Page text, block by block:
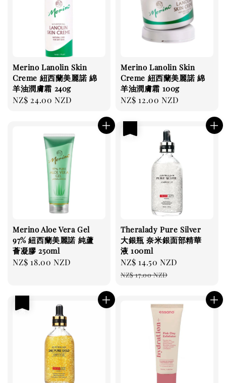
Merino Lanolin Skin
Creme 紐西蘭美麗諾 綿
羊油潤膚霜 240g
Regular
NZ$ 24.00 NZD
Merino Lanolin Skin
Creme 紐西蘭美麗諾 綿
羊油潤膚霜 100g
Regular
NZ$ 12.00 NZD
Merino Aloe Vera Gel
97% 紐西蘭美麗諾 純蘆
薈凝膠 250ml
Regular
NZ$ 18.00 NZD
Theralady Pure Silver
大銀瓶 奈米銀面部精華
液 100ml
Sale
price
NZ$ 14.50 NZD
NZ$ 17.00 NZD